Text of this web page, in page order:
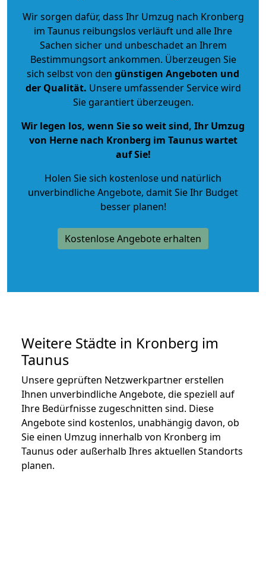
Wir sorgen dafür, dass Ihr Umzug nach Kronberg
im Taunus reibungslos verläuft und alle Ihre
Sachen sicher und unbeschadet an Ihrem
Bestimmungsort ankommen. Überzeugen Sie
sich selbst von den günstigen Angeboten und
der Qualität. Unsere umfassender Service wird
Sie garantiert überzeugen.
Wir legen los, wenn Sie so weit sind, Ihr Umzug
von Herne nach Kronberg im Taunus wartet
auf Sie!
Holen Sie sich kostenlose und natürlich
unverbindliche Angebote, damit Sie Ihr Budget
besser planen!
Kostenlose Angebote erhalten
Weitere Städte in Kronberg im
Taunus
Unsere geprüften Netzwerkpartner erstellen
Ihnen unverbindliche Angebote, die speziell auf
Ihre Bedürfnisse zugeschnitten sind. Diese
Angebote sind kostenlos, unabhängig davon, ob
Sie einen Umzug innerhalb von Kronberg im
Taunus oder außerhalb Ihres aktuellen Standorts
planen.